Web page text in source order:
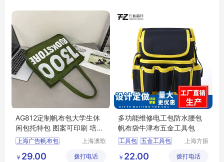
AG812定制帆布包大学生休
闲包托特包 图案可印刷 培训
广告布包
上海广告帆布包
上海澳歌
有限公司
￥ 29.00 拨打电话
多功能维修电工包防水腰包
帆布袋牛津布五金工具包
工具包 五金工具包
上海方振
有限公司
￥ 22.00 拨打电话